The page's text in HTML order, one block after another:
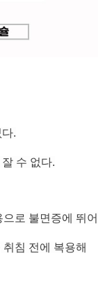
.
수 없다.
로 불면증에 뛰어
침 전에 복용해